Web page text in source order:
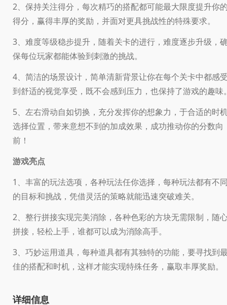
2、保持关注得分，每次精巧的搭配都可能最大限度提升你
得分，赢得丰厚的奖励，并面对更具挑战性的特殊要求。
3、难度等级稳步提升，随着关卡的进行，难度逐步升级，
保每位玩家都能体验到刺激的挑战。
4、简洁的场景设计，简单清新背景让你在每个关卡中都感
到舒适的视觉享受，既不会感到压力，也保持了游戏的趣味
5、左右滑动自如切换，充分发挥你的想象力，于合适的时
选择位置，带来意想不到的加成效果，成功推动你的分数向
前！
游戏亮点
1、丰富的玩法选项，各种玩法任你选择，每种玩法都有不
的目标和挑战，凭借灵活的策略就能迅速突破难关。
2、整行拼接实现完美消除，各种色彩的方块无需限制，随
拼接，轻松上手，谁都可以成为消除高手。
3、巧妙运用道具，每种道具都有其独特的功能，要寻找到
佳的搭配和时机，这样才能实现特殊任务，赢取丰厚奖励。
详细信息